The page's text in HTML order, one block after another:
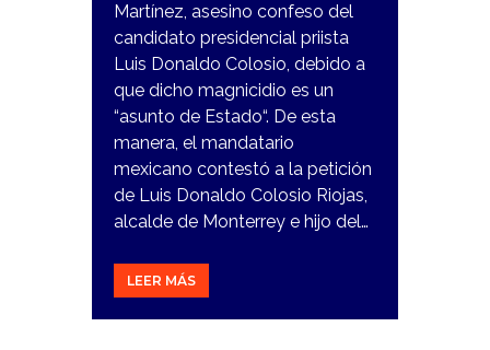
Martínez, asesino confeso del
candidato presidencial priista
Luis Donaldo Colosio, debido a
que dicho magnicidio es un
“asunto de Estado“. De esta
manera, el mandatario
mexicano contestó a la petición
de Luis Donaldo Colosio Riojas,
alcalde de Monterrey e hijo del…
LEER MÁS
29